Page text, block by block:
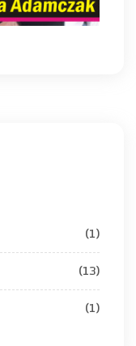
(1)
(13)
(1)